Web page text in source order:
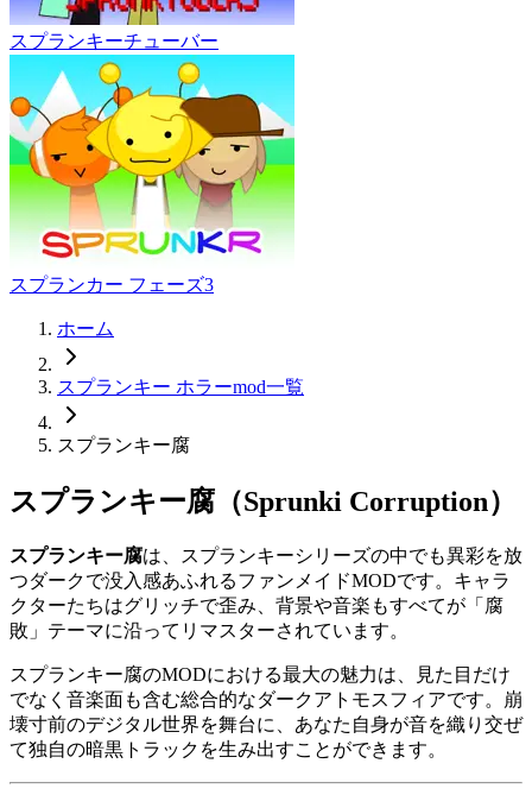
スプランキーチューバー
スプランカー フェーズ3
ホーム
スプランキー ホラーmod一覧
スプランキー腐
スプランキー腐（Sprunki Corruption）
スプランキー腐は、スプランキーシリーズの中でも異彩を放
つダークで没入感あふれるファンメイドMODです。キャラ
クターたちはグリッチで歪み、背景や音楽もすべてが「腐
敗」テーマに沿ってリマスターされています。
スプランキー腐のMODにおける最大の魅力は、見た目だけ
でなく音楽面も含む総合的なダークアトモスフィアです。崩
壊寸前のデジタル世界を舞台に、あなた自身が音を織り交ぜ
て独自の暗黒トラックを生み出すことができます。